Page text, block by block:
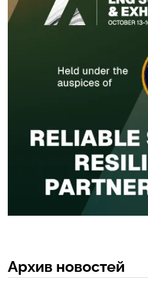
Архив новостей